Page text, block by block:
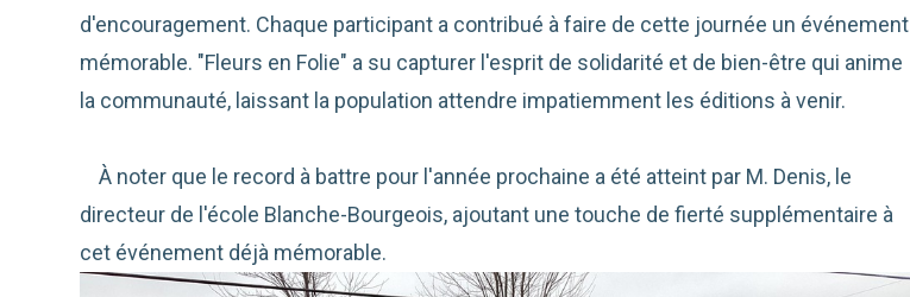
d'encouragement. Chaque participant a contribué à faire de cette journée un événement
mémorable. "Fleurs en Folie" a su capturer l'esprit de solidarité et de bien-être qui anime
la communauté, laissant la population attendre impatiemment les éditions à venir.
À noter que le record à battre pour l'année prochaine a été atteint par M. Denis, le
directeur de l'école Blanche-Bourgeois, ajoutant une touche de fierté supplémentaire à
cet événement déjà mémorable.